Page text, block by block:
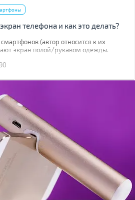
телефона и как это делать?
(автор относится к их
экран полой/рукавом одежды.
присмотритесь к дисплею,
чистка.